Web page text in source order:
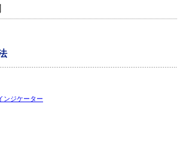
ンジケーター